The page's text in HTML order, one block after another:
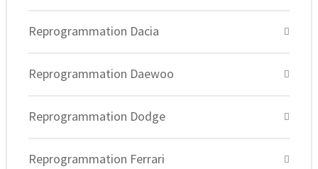
Reprogrammation Dacia
Reprogrammation Daewoo
Reprogrammation Dodge
Reprogrammation Ferrari